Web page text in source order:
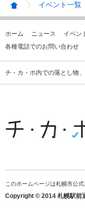
イベント一覧
ホーム ニュース イベン
各種電話でのお問い合わせ
チ・カ・ホ内での落とし物
このホームページは札幌市公
Copyright © 2014 札幌駅前